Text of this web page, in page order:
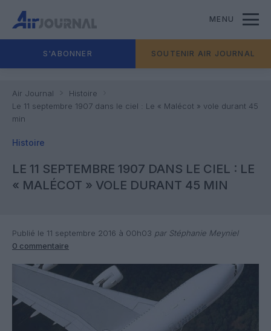
MENU
S'ABONNER SOUTENIR AIR JOURNAL
Air Journal
Histoire
Le 11 septembre 1907 dans le ciel : Le « Malécot » vole durant 45
min
Histoire
LE 11 SEPTEMBRE 1907 DANS LE CIEL : LE
« MALÉCOT » VOLE DURANT 45 MIN
Publié le 11 septembre 2016 à 00h03 par Stéphanie Meyniel
0 commentaire